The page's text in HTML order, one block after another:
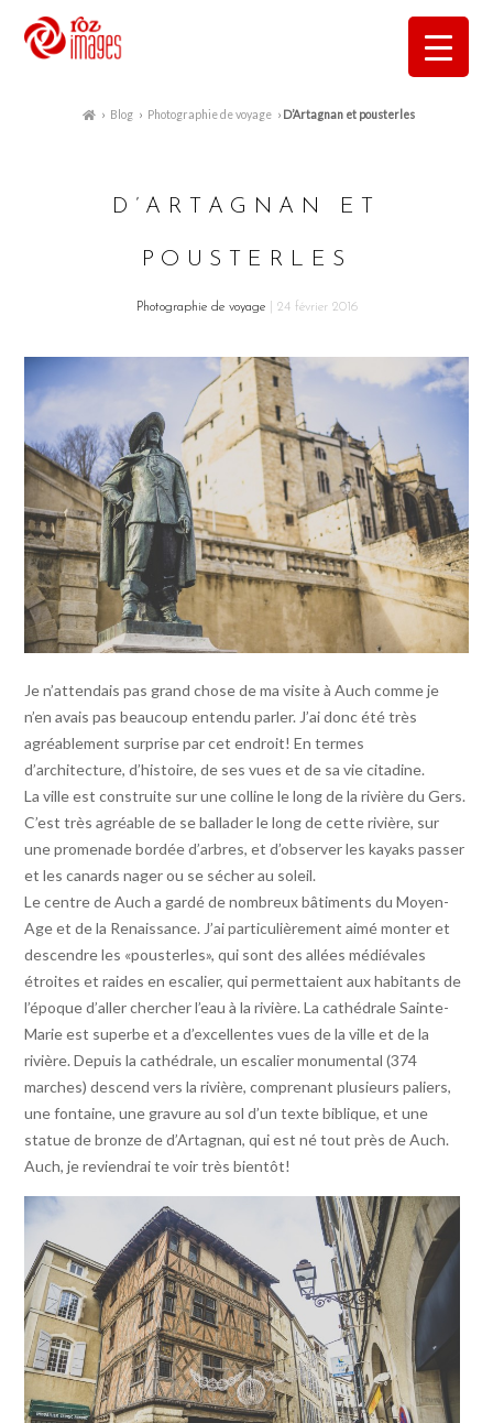
› Blog › Photographie de voyage › D’Artagnan et pousterles
D’ARTAGNAN ET
POUSTERLES
Photographie de voyage | 24 février 2016
Je n’attendais pas grand chose de ma visite à Auch comme je
n’en avais pas beaucoup entendu parler. J’ai donc été très
agréablement surprise par cet endroit! En termes
d’architecture, d’histoire, de ses vues et de sa vie citadine.
La ville est construite sur une colline le long de la rivière du Gers.
C’est très agréable de se ballader le long de cette rivière, sur
une promenade bordée d’arbres, et d’observer les kayaks passer
et les canards nager ou se sécher au soleil.
Le centre de Auch a gardé de nombreux bâtiments du Moyen-
Age et de la Renaissance. J’ai particulièrement aimé monter et
descendre les «pousterles», qui sont des allées médiévales
étroites et raides en escalier, qui permettaient aux habitants de
l’époque d’aller chercher l’eau à la rivière. La cathédrale Sainte-
Marie est superbe et a d’excellentes vues de la ville et de la
rivière. Depuis la cathédrale, un escalier monumental (374
marches) descend vers la rivière, comprenant plusieurs paliers,
une fontaine, une gravure au sol d’un texte biblique, et une
statue de bronze de d’Artagnan, qui est né tout près de Auch.
Auch, je reviendrai te voir très bientôt!